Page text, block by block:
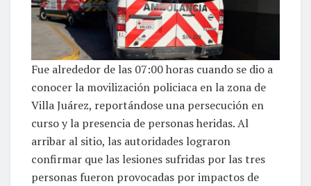
Fue alrededor de las 07:00 horas cuando se dio a
conocer la movilización policiaca en la zona de
Villa Juárez, reportándose una persecución en
curso y la presencia de personas heridas. Al
arribar al sitio, las autoridades lograron
confirmar que las lesiones sufridas por las tres
personas fueron provocadas por impactos de